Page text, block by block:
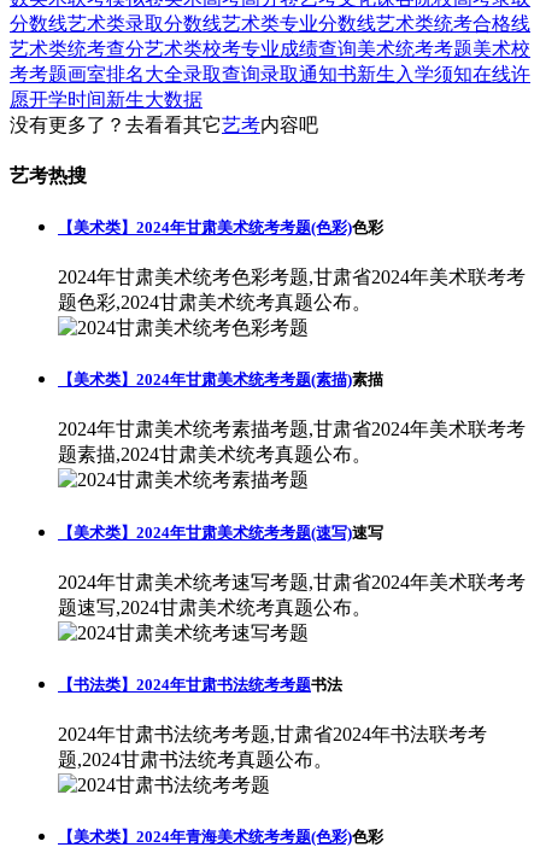
分数线艺术类录取分数线艺术类专业分数线艺术类统考合格线
艺术类统考查分艺术类校考专业成绩查询美术统考考题美术校
考考题画室排名大全录取查询录取通知书新生入学须知在线许
愿开学时间新生大数据
没有更多了？去看看其它艺考内容吧
艺考热搜
【美术类】2024年甘肃美术统考考题(色彩)色彩
2024年甘肃美术统考色彩考题,甘肃省2024年美术联考考
题色彩,2024甘肃美术统考真题公布。
【美术类】2024年甘肃美术统考考题(素描)素描
2024年甘肃美术统考素描考题,甘肃省2024年美术联考考
题素描,2024甘肃美术统考真题公布。
【美术类】2024年甘肃美术统考考题(速写)速写
2024年甘肃美术统考速写考题,甘肃省2024年美术联考考
题速写,2024甘肃美术统考真题公布。
【书法类】2024年甘肃书法统考考题书法
2024年甘肃书法统考考题,甘肃省2024年书法联考考
题,2024甘肃书法统考真题公布。
【美术类】2024年青海美术统考考题(色彩)色彩